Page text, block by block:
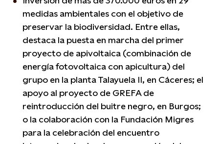
medidas ambientales con el objetivo de
preservar la biodiversidad. Entre ellas,
destaca la puesta en marcha del primer
proyecto de apivoltaica (combinación de
energía fotovoltaica con apicultura) del
grupo en la planta Talayuela II, en Cáceres; el
apoyo al proyecto de GREFA de
reintroducción del buitre negro, en Burgos;
o la colaboración con la Fundación Migres
para la celebración del encuentro